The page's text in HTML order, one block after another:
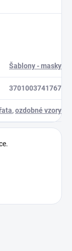
Šablony - masky
3701003741767
,ozdobné vzory